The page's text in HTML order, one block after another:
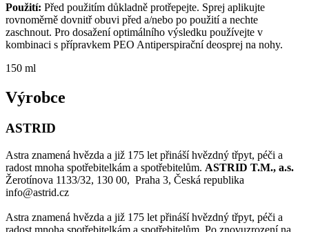
Použití: Před použitím důkladně protřepejte. Sprej aplikujte
rovnoměrně dovnitř obuvi před a/nebo po použití a nechte
zaschnout. Pro dosažení optimálního výsledku používejte v
kombinaci s přípravkem PEO Antiperspirační deosprej na nohy.
150 ml
Výrobce
ASTRID
Astra znamená hvězda a již 175 let přináší hvězdný třpyt, péči a
radost mnoha spotřebitelkám a spotřebitelům. ASTRID T.M., a.s.
Žerotínova 1133/32, 130 00, Praha 3, Česká republika
info@astrid.cz
Astra znamená hvězda a již 175 let přináší hvězdný třpyt, péči a
radost mnoha spotřebitelkám a spotřebitelům. Po znovuzrození na